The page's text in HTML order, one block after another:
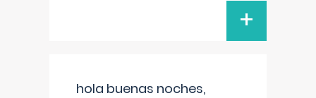
+
hola buenas noches,